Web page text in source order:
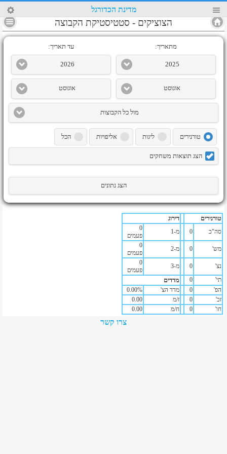
82 מדינת הכדורגל
הצוציקים - סטטיסטיקת הקבוצה
מתאריך:
2025
אוגוסט
עד תאריך:
2026
אוגוסט
מול כל הקבוצות
טורנירים ליגות אליפויות הכל
הצג תוצאות משחקים
הצג נתונים
טורנירים דירוג
סה"כ 0 מ-1
0
פעמים
מש'
0 מ-2
0
פעמים
נצ'
0 מ-3
0
פעמים
תי'
0 מדדים
הפ' 0 מדד הצ' 0.00%
זכ'
0 ז/מ
0.00
חו'
0 ח/מ 0.00
צרו קשר
4